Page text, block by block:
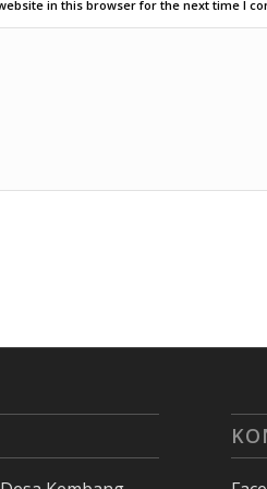
in this browser for the next time I